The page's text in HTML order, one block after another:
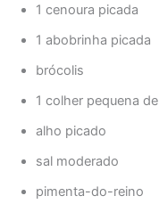
1 cenoura picada
1 abobrinha picada
brócolis
1 colher pequena
alho picado
sal moderado
pimenta-do-reino